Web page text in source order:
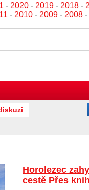
- 2020 - 2019 - 2018 -
- 2010 - 2009 - 2008 -
Horolezec
cestě Přes